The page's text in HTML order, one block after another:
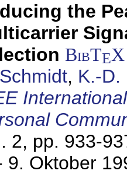
the
BibTEX
, K.-D.
2, pp. 933-
9. Oktober